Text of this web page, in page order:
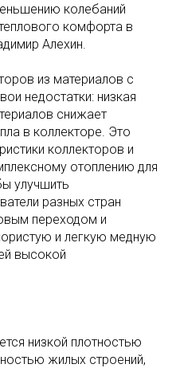
колебаний
комфорта в
Алехин.
из материалов с
недостатки: низкая
снижает
в коллекторе. Это
коллекторов и
отоплению для
улучшить
разных стран
переходом и
и легкую медную
высокой
низкой плотностью
жилых строений,